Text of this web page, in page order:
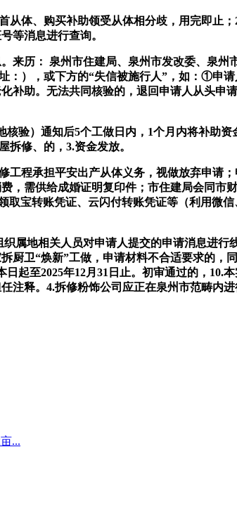
体、购买补助领受从体相分歧，用完即止；
等消息进行查询。
历： 泉州市住建局、泉州市发改委、泉州
：），或下方的“失信被施行人”，如：①申
补助。无法共同核验的，退回申请人从头申
验）通知后5个工做日内，1个月内将补助资
拆修、的，3.资金发放。
程承担平安出产从体义务，视做放弃申请
需供给成婚证明复印件；市住建局会同市
宝转账凭证、云闪付转账凭证等（利用微
属地相关人员对申请人提交的申请消息进行
厨卫“焕新”工做，申请材料不合适要求的，
起至2025年12月31日止。初审通过的，10.本
注释。4.拆修粉饰公司应正在泉州市范畴内
...